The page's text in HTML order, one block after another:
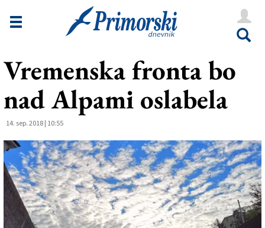
Novice
Goriška
Kultura
Še
Vreme
V Kioskih
Vremenska fronta bo
nad Alpami oslabela
14. sep. 2018 | 10:55